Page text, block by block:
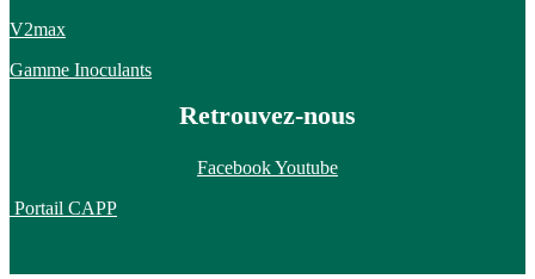
V2max
Gamme Inoculants
Retrouvez-nous
FacebookYoutube
Portail CAPP